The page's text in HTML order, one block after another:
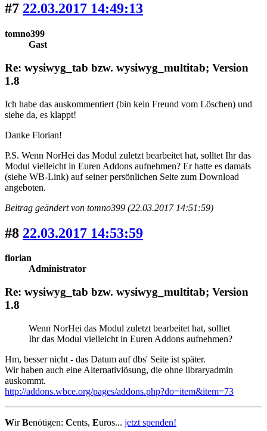
#7 22.03.2017 14:49:13
tomno399
Gast
Re: wysiwyg_tab bzw. wysiwyg_multitab; Version
1.8
Ich habe das auskommentiert (bin kein Freund vom Löschen) und
siehe da, es klappt!
Danke Florian!
P.S. Wenn NorHei das Modul zuletzt bearbeitet hat, solltet Ihr das
Modul vielleicht in Euren Addons aufnehmen? Er hatte es damals
(siehe WB-Link) auf seiner persönlichen Seite zum Download
angeboten.
Beitrag geändert von tomno399 (22.03.2017 14:51:59)
#8 22.03.2017 14:53:59
florian
Administrator
Re: wysiwyg_tab bzw. wysiwyg_multitab; Version
1.8
Wenn NorHei das Modul zuletzt bearbeitet hat, solltet
Ihr das Modul vielleicht in Euren Addons aufnehmen?
Hm, besser nicht - das Datum auf dbs' Seite ist später.
Wir haben auch eine Alternativlösung, die ohne libraryadmin
auskommt.
http://addons.wbce.org/pages/addons.php?do=item&item=73
WirBenötigen: Cents, Euros... jetzt spenden!